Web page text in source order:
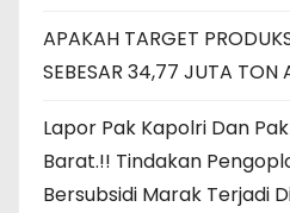
APAKAH TARGET
SEBESAR 34,77 JUTA TON
Lapor Pak Kapolri Dan
Barat.!! Tindakan
Bersubsidi Marak Terjadi